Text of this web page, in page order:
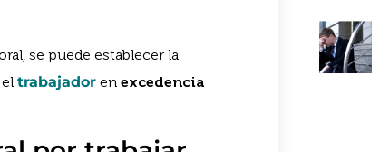
se puede establecer la
trabajador en excedencia